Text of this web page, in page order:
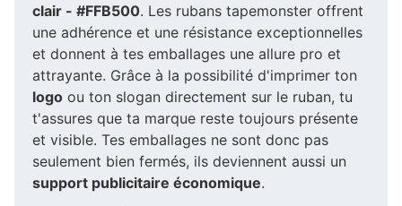
clair - #FFB500. Les rubans tapemonster offrent
une adhérence et une résistance exceptionnelles
et donnent à tes emballages une allure pro et
attrayante. Grâce à la possibilité d'imprimer ton
logo ou ton slogan directement sur le ruban, tu
t'assures que ta marque reste toujours présente
et visible. Tes emballages ne sont donc pas
seulement bien fermés, ils deviennent aussi un
support publicitaire économique.